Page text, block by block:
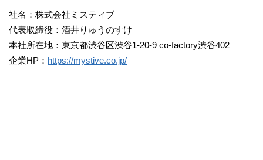
社名：株式会社ミスティブ
代表取締役：酒井りゅうのすけ
本社所在地：東京都渋谷区渋谷1-20-9 co-factory渋谷402
企業HP： https://mystive.co.jp/